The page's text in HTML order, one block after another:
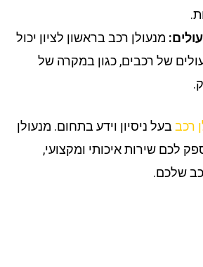
מנעולן רכב בראשון לציון יכול
של רכבים, כגון במקרה של
בעל ניסיון וידע בתחום. מנעולן
שירות איכותי ומקצועי,